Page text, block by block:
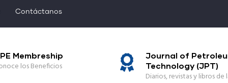
Contáctanos
Membreship
los Beneficios
Journal of
Technology (JPT)
Diarios, revistas y libros de